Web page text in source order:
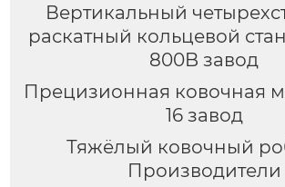
Вертикальный
раскатный кольцевой
800B завод
Прецизионная ковочная
16 завод
Тяжёлый ковочный
Производители